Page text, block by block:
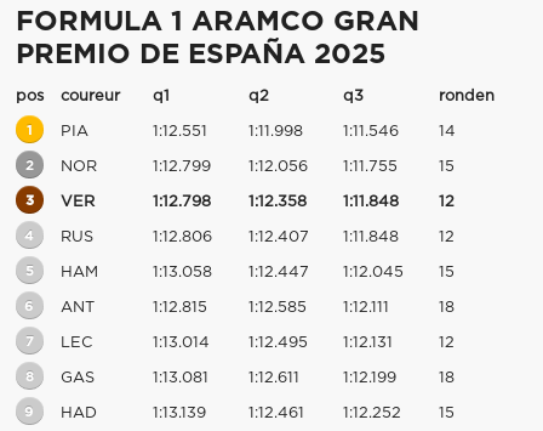
FORMULA 1 ARAMCO GRAN
PREMIO DE ESPAÑA 2025
pos coureur q1 q2 q3 ronden
1 PIA 1:12.551 1:11.998 1:11.546 14
2 NOR 1:12.799 1:12.056 1:11.755 15
3 VER 1:12.798 1:12.358 1:11.848 12
4 RUS 1:12.806 1:12.407 1:11.848 12
5 HAM 1:13.058 1:12.447 1:12.045 15
6 ANT 1:12.815 1:12.585 1:12.111 18
7 LEC 1:13.014 1:12.495 1:12.131 12
8 GAS 1:13.081 1:12.611 1:12.199 18
9 HAD 1:13.139 1:12.461 1:12.252 15